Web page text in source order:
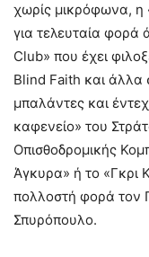
χωρίς μικρόφωνα, η
για τελευταία
Club» που έχει
Blind Faith και άλλα
μπαλάντες και
καφενείο» του
Οπισθοδρομικής
Άγκυρα» ή το «Γκρι
πολλοστή φορά τον
Σπυρόπουλο.